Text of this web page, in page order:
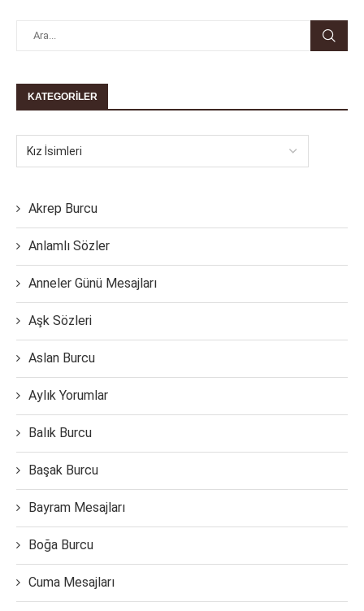
KATEGORILER
Akrep Burcu
Anlamlı Sözler
Anneler Günü Mesajları
Aşk Sözleri
Aslan Burcu
Aylık Yorumlar
Balık Burcu
Başak Burcu
Bayram Mesajları
Boğa Burcu
Cuma Mesajları